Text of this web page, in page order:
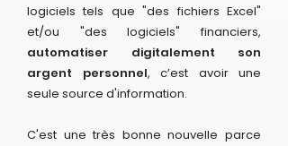
logiciels tels que "des fichiers Excel"
et/ou "des logiciels" financiers,
automatiser digitalement son
argent personnel, c’est avoir une
seule source d'information.
C'est une très bonne nouvelle parce